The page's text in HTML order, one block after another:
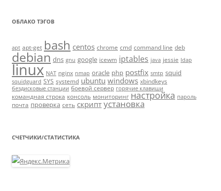
ОБЛАКО ТЭГОВ
apt apt-get bash centos chrome cmd command line deb
debian dns gnu google icewm iptables java jessie ldap
linux NAT nginx nmap oracle php postfix smtp squid
squidguard SYS systemd ubuntu windows xbindkeys
бездисковые станции боевой сервер горячие клавиши
командная строка консоль мониторинг настройка пароль
почта проверка сеть скрипт установка
СЧЕТЧИКИ/СТАТИСТИКА